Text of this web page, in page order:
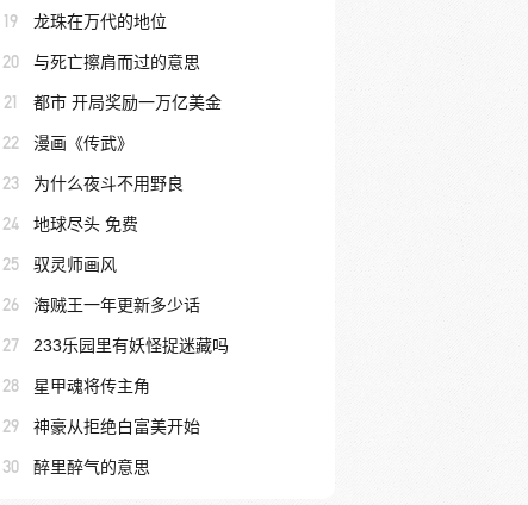
19 龙珠在万代的地位
20 与死亡擦肩而过的意思
21 都市 开局奖励一万亿美金
22 漫画《传武》
23 为什么夜斗不用野良
24 地球尽头 免费
25 驭灵师画风
26 海贼王一年更新多少话
27 233乐园里有妖怪捉迷藏吗
28 星甲魂将传主角
29 神豪从拒绝白富美开始
30 醉里醉气的意思